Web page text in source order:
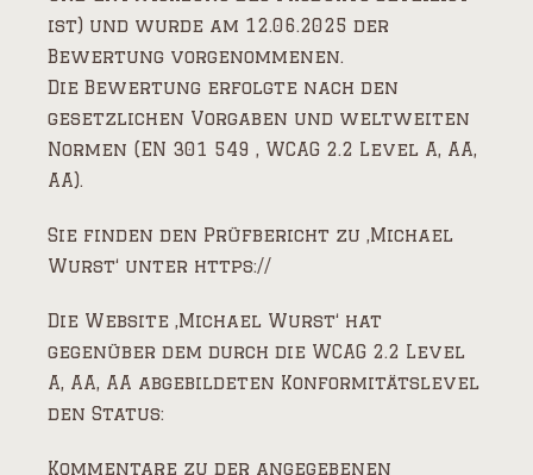
ist) und wurde am 12.06.2025 der
Bewertung vorgenommenen.
Die Bewertung erfolgte nach den
gesetzlichen Vorgaben und weltweiten
Normen (EN 301 549 , WCAG 2.2 Level A, AA,
AA).
Sie finden den Prüfbericht zu ‚Michael
Wurst‘ unter https://
Die Website ‚Michael Wurst‘ hat
gegenüber dem durch die WCAG 2.2 Level
A, AA, AA abgebildeten Konformitätslevel
den Status:
Kommentare zu der angegebenen